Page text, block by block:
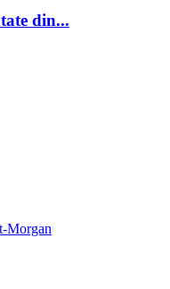
din...
Morgan